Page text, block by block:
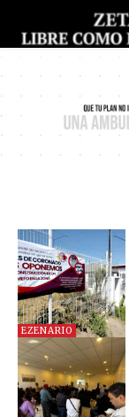
EZENARIO